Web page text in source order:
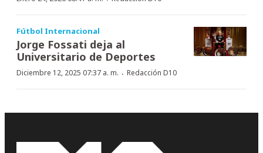
Fútbol Internacional
Jorge Fossati deja al
Universitario de Deportes
Diciembre 12, 2025 07:37 a. m. · Redacción D10